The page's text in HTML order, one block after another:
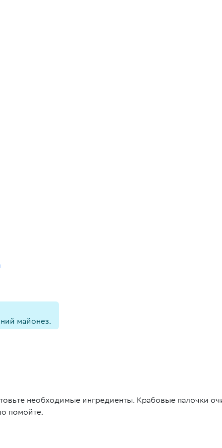
майонез.
необходимые ингредиенты. Крабовые палочки
помойте.